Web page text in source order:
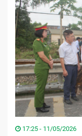
17:25 - 11/05/2026